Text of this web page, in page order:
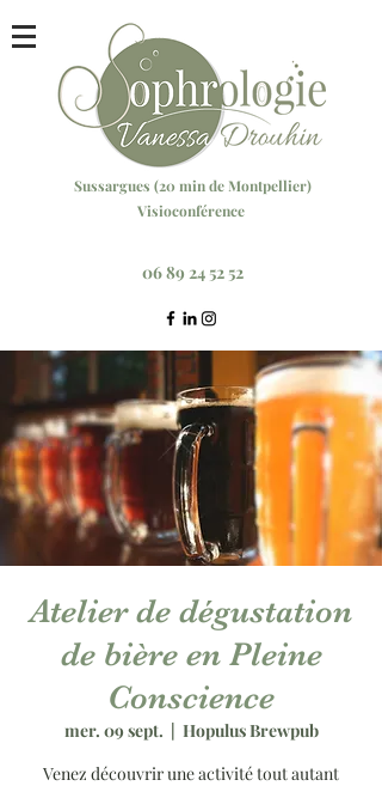
Sussargues (20 minde Montpellier)
Visioconférence
06 89 24 52 52
Atelier de dégustation
de bière en Pleine
Conscience
mer. 09 sept.
  |
Hopulus Brewpub
Venez découvrir une activité tout autant